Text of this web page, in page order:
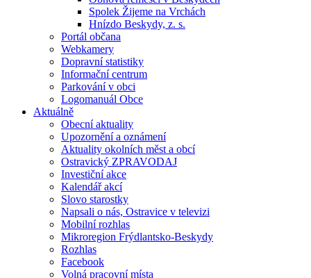
Spolek Žijeme na Vrchách
Hnízdo Beskydy, z. s.
Portál občana
Webkamery
Dopravní statistiky
Informační centrum
Parkování v obci
Logomanuál Obce
Aktuálně
Obecní aktuality
Upozornění a oznámení
Aktuality okolních měst a obcí
Ostravický ZPRAVODAJ
Investiční akce
Kalendář akcí
Slovo starostky
Napsali o nás, Ostravice v televizi
Mobilní rozhlas
Mikroregion Frýdlantsko-Beskydy
Rozhlas
Facebook
Volná pracovní místa